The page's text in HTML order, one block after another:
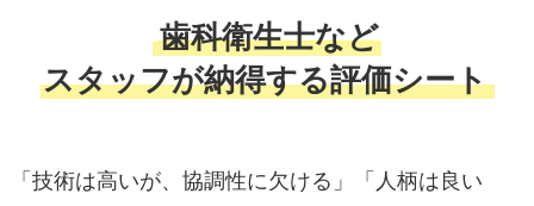
歯科衛生士など
スタッフが納得する評価シート
「技術は高いが、協調性に欠ける」「人柄は良い